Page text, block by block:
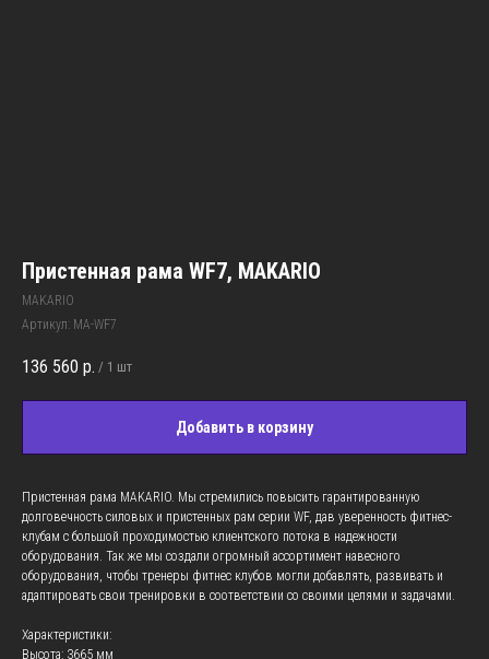
Пристенная рама WF7, MAKARIO
MAKARIO
Артикул: MA-WF7
136 560 р. / 1 шт
Добавить в корзину
Пристенная рама MAKARIO. Мы стремились повысить гарантированную
долговечность силовых и пристенных рам серии WF, дав уверенность фитнес-
клубам с большой проходимостью клиентского потока в надежности
оборудования. Так же мы создали огромный ассортимент навесного
оборудования, чтобы тренеры фитнес клубов могли добавлять, развивать и
адаптировать свои тренировки в соответствии со своими целями и задачами.
Характеристики:
Высота: 3665 мм